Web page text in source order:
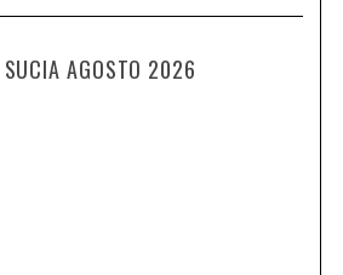
AGOSTO 2026